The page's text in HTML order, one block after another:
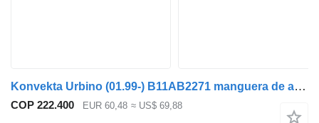
Konvekta Urbino (01.99-) B11AB2271 manguera de aire acondicionado para Solaris Urbino, Alpino, Vacanza (1999-) autobús
COP 222.400 EUR 60,48 ≈ US$ 69,88